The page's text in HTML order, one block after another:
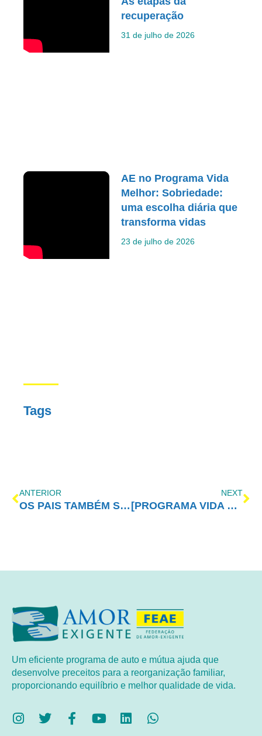
recuperação
31 de julho de 2026
AE no Programa Vida
Melhor: Sobriedade:
uma escolha diária que
transforma vidas
23 de julho de 2026
Tags
ANTERIOR
OS PAIS TAMBÉM SÃO GENTE
NEXT
[PROGRAMA VIDA MELHOR – REDEVIDA] – 15/02/2016
Um eficiente programa de auto e mútua ajuda que
desenvolve preceitos para a reorganização familiar,
proporcionando equilíbrio e melhor qualidade de vida.